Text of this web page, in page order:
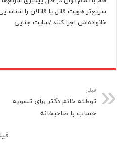
سریع‌تر هویت قاتل یا قاتلان را
خانواده‌اش اجرا کنند./سایت جنایی
قبلی
توطئه خانم دکتر برای تسویه
حساب با صاحبخانه